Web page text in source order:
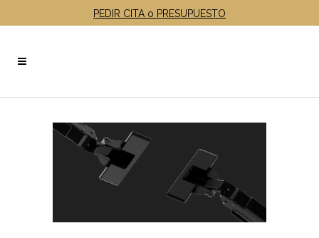
PEDIR CITA o PRESUPUESTO